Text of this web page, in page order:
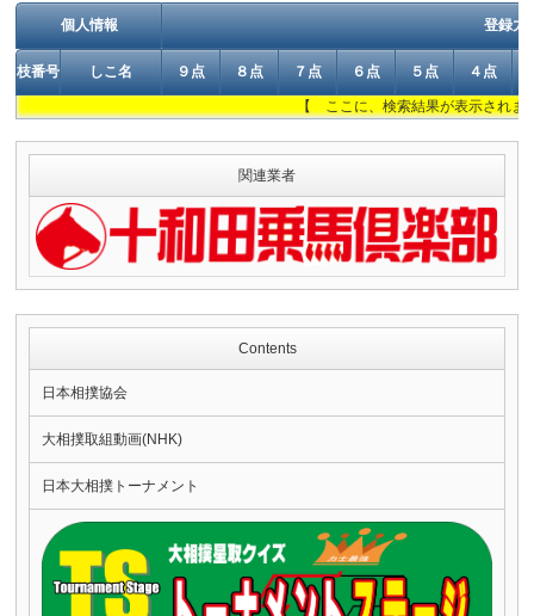
個人情報 登録力
枝番号 しこ名 ９点 ８点 ７点 ６点 ５点 ４点
【 ここに、検索結果が表示され
関連業者
Contents
日本相撲協会
大相撲取組動画(NHK)
日本大相撲トーナメント